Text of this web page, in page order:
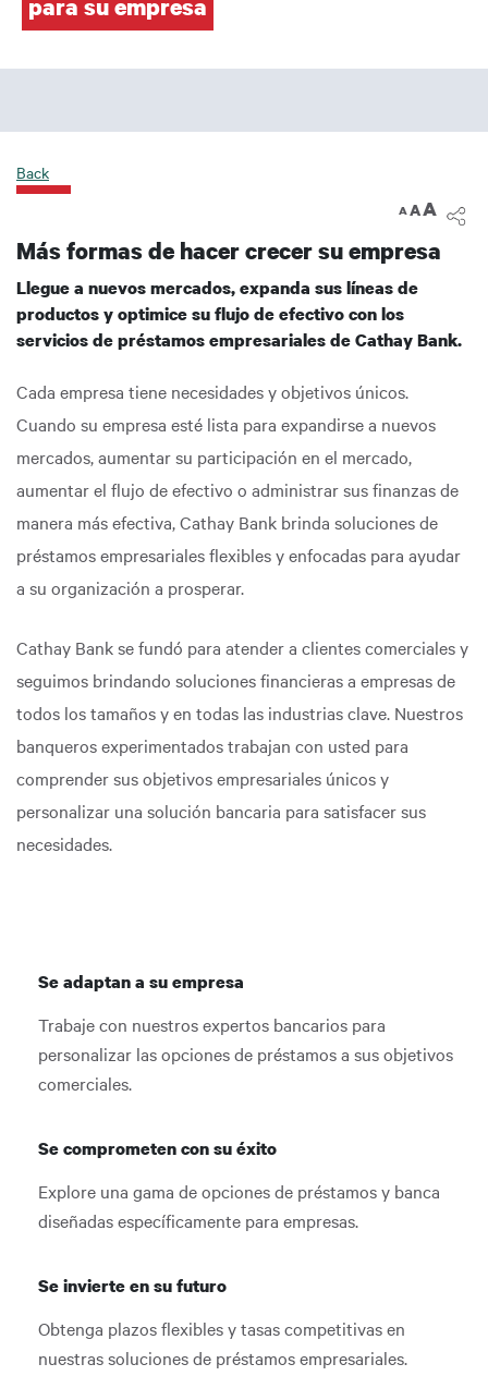
para su empresa
Back
A
A A
Más formas de hacer crecer su empresa
Llegue a nuevos mercados, expanda sus líneas de
productos y optimice su flujo de efectivo con los
servicios de préstamos empresariales de Cathay Bank.
Cada empresa tiene necesidades y objetivos únicos.
Cuando su empresa esté lista para expandirse a nuevos
mercados, aumentar su participación en el mercado,
aumentar el flujo de efectivo o administrar sus finanzas de
manera más efectiva, Cathay Bank brinda soluciones de
préstamos empresariales flexibles y enfocadas para ayudar
a su organización a prosperar.
Cathay Bank se fundó para atender a clientes comerciales y
seguimos brindando soluciones financieras a empresas de
todos los tamaños y en todas las industrias clave. Nuestros
banqueros experimentados trabajan con usted para
comprender sus objetivos empresariales únicos y
personalizar una solución bancaria para satisfacer sus
necesidades.
Se adaptan a su empresa
Trabaje con nuestros expertos bancarios para
personalizar las opciones de préstamos a sus objetivos
comerciales.
Se comprometen con su éxito
Explore una gama de opciones de préstamos y banca
diseñadas específicamente para empresas.
Se invierte en su futuro
Obtenga plazos flexibles y tasas competitivas en
nuestras soluciones de préstamos empresariales.